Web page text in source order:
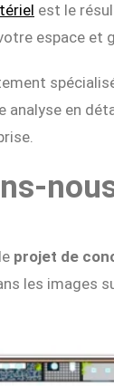
est le
espace et
analyse en
projet de
les images